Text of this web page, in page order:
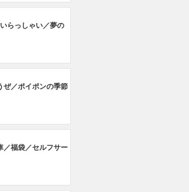
らっしゃい／夢の
ぜ／ポイポンの季節
／福袋／セルフサー